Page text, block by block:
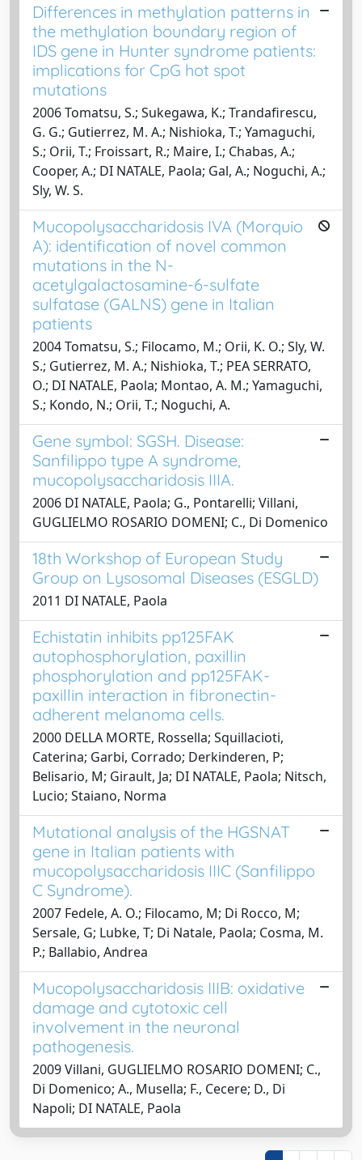
Differences in methylation patterns in
the methylation boundary region of
IDS gene in Hunter syndrome patients:
implications for CpG hot spot
mutations
2006 Tomatsu, S.; Sukegawa, K.; Trandafirescu,
G. G.; Gutierrez, M. A.; Nishioka, T.; Yamaguchi,
S.; Orii, T.; Froissart, R.; Maire, I.; Chabas, A.;
Cooper, A.; DI NATALE, Paola; Gal, A.; Noguchi, A.;
Sly, W. S.
Mucopolysaccharidosis IVA (Morquio
A): identification of novel common
mutations in the N-
acetylgalactosamine-6-sulfate
sulfatase (GALNS) gene in Italian
patients
2004 Tomatsu, S.; Filocamo, M.; Orii, K. O.; Sly, W.
S.; Gutierrez, M. A.; Nishioka, T.; PEA SERRATO,
O.; DI NATALE, Paola; Montao, A. M.; Yamaguchi,
S.; Kondo, N.; Orii, T.; Noguchi, A.
Gene symbol: SGSH. Disease:
Sanfilippo type A syndrome,
mucopolysaccharidosis IIIA.
2006 DI NATALE, Paola; G., Pontarelli; Villani,
GUGLIELMO ROSARIO DOMENI; C., Di Domenico
18th Workshop of European Study
Group on Lysosomal Diseases (ESGLD)
2011 DI NATALE, Paola
Echistatin inhibits pp125FAK
autophosphorylation, paxillin
phosphorylation and pp125FAK-
paxillin interaction in fibronectin-
adherent melanoma cells.
2000 DELLA MORTE, Rossella; Squillacioti,
Caterina; Garbi, Corrado; Derkinderen, P;
Belisario, M; Girault, Ja; DI NATALE, Paola; Nitsch,
Lucio; Staiano, Norma
Mutational analysis of the HGSNAT
gene in Italian patients with
mucopolysaccharidosis IIIC (Sanfilippo
C Syndrome).
2007 Fedele, A. O.; Filocamo, M; Di Rocco, M;
Sersale, G; Lubke, T; Di Natale, Paola; Cosma, M.
P.; Ballabio, Andrea
Mucopolysaccharidosis IIIB: oxidative
damage and cytotoxic cell
involvement in the neuronal
pathogenesis.
2009 Villani, GUGLIELMO ROSARIO DOMENI; C.,
Di Domenico; A., Musella; F., Cecere; D., Di
Napoli; DI NATALE, Paola